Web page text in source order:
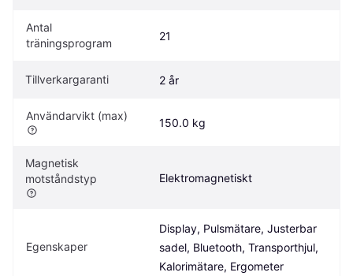
Antal
träningsprogram
21
Tillverkargaranti 2 år
Användarvikt (max)
150.0 kg
Magnetisk
motståndstyp
Elektromagnetiskt
Egenskaper
Display, Pulsmätare, Justerbar
sadel, Bluetooth, Transporthjul,
Kalorimätare, Ergometer